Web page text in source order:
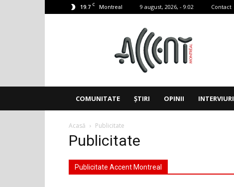
19.7 C Montreal 9 august, 2026, - 9:02 Contact
Montreal
COMUNITATE ȘTIRI OPINII INTERVIURI
Acasă Publicitate
Publicitate
Publicitate Accent Montreal